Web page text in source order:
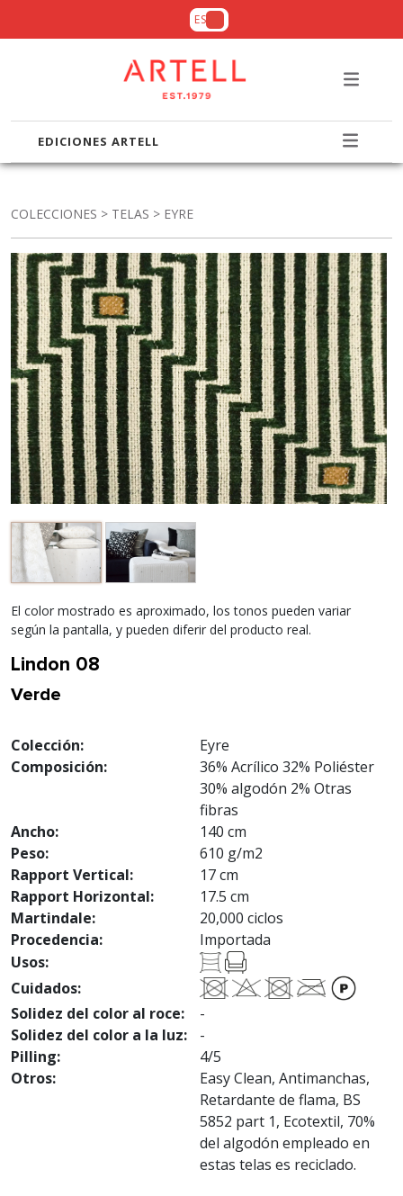
ES
EDICIONES ARTELL
COLECCIONES > TELAS > EYRE
El color mostrado es aproximado, los tonos pueden variar
según la pantalla, y pueden diferir del producto real.
Lindon 08
Verde
Colección:
Eyre
Composición:
36% Acrílico 32% Poliéster
30% algodón 2% Otras
fibras
Ancho:
140 cm
Peso:
610 g/m2
Rapport Vertical:
17 cm
Rapport Horizontal:
17.5 cm
Martindale:
20,000 ciclos
Procedencia:
Importada
Usos:
Cuidados:
Solidez del color al roce:
-
Solidez del color a la luz:
-
Pilling:
4/5
Otros:
Easy Clean, Antimanchas,
Retardante de flama, BS
5852 part 1, Ecotextil, 70%
del algodón empleado en
estas telas es reciclado.